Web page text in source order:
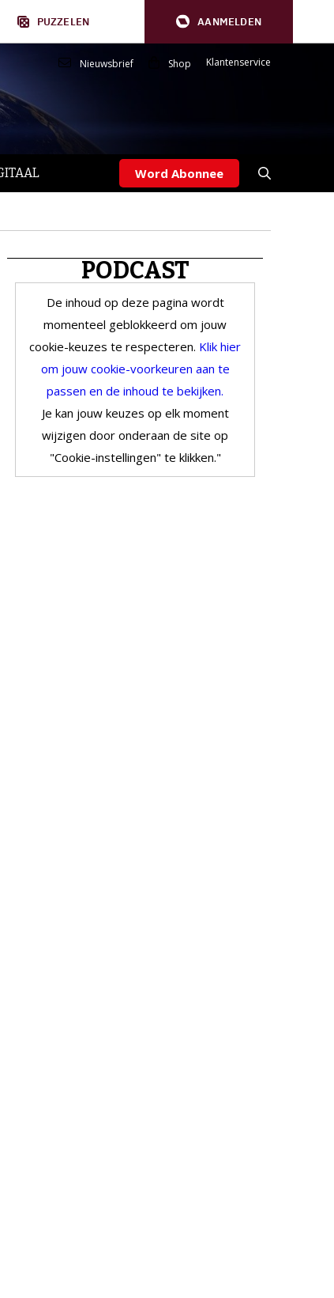
PUZZELEN AANMELDEN
Nieuwsbrief Shop Klantenservice
Word Abonnee
PODCAST
De inhoud op deze pagina wordt
momenteel geblokkeerd om jouw
cookie-keuzes te respecteren. Klik hier
om jouw cookie-voorkeuren aan te
passen en de inhoud te bekijken.
Je kan jouw keuzes op elk moment
wijzigen door onderaan de site op
"Cookie-instellingen" te klikken."